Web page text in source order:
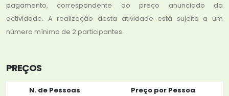
pagamento, correspondente ao preço anunciado da
actividade. A realização desta atividade está sujeita a um
número mínimo de 2 participantes.
PREÇOS
N. de Pessoas
Preço por Pessoa